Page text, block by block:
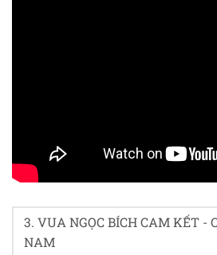
4/5 - (34
3. VUA NGỌC BÍCH CAM KẾT -
NAM